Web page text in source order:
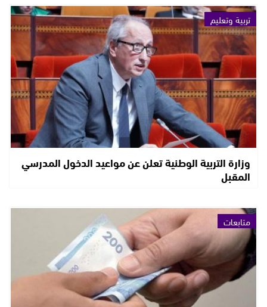
تربية وتعليم
وزارة التربية الوطنية تعلن عن مواعيد الدخول المدرسي
المقبل
متابعات